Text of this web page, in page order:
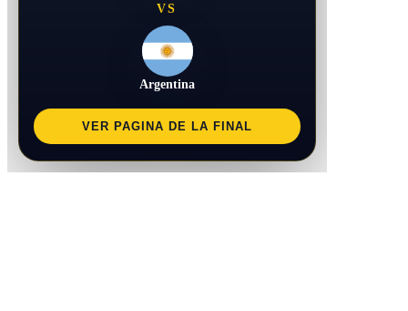
VS
Argentina
VER PAGINA DE LA FINAL